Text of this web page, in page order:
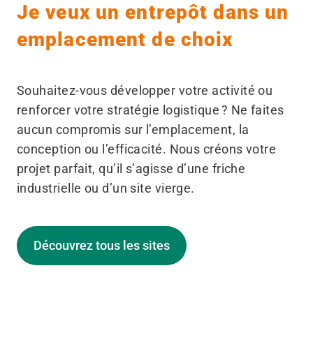
Je veux un entrepôt dans un
emplacement de choix
Souhaitez-vous développer votre activité ou
renforcer votre stratégie logistique ? Ne faites
aucun compromis sur l’emplacement, la
conception ou l’efficacité. Nous créons votre
projet parfait, qu’il s’agisse d’une friche
industrielle ou d’un site vierge.
Découvrez tous les sites